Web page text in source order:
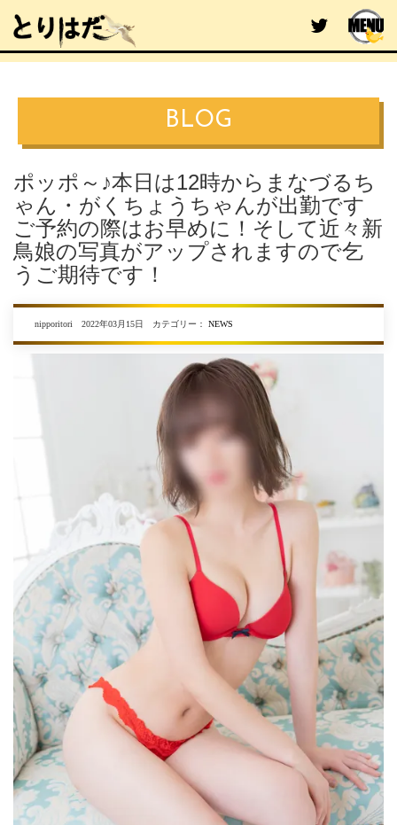
BLOG
ポッポ～♪本日は12時からまなづるち
ゃん・がくちょうちゃんが出勤です
ご予約の際はお早めに！そして近々新
鳥娘の写真がアップされますので乞
うご期待です！
nipporitori 2022年03月15日 カテゴリー： NEWS